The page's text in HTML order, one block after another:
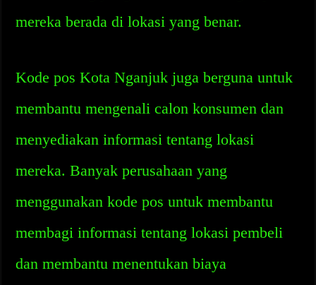
mereka berada di lokasi yang benar.
Kode pos Kota Nganjuk juga berguna untuk
membantu mengenali calon konsumen dan
menyediakan informasi tentang lokasi
mereka. Banyak perusahaan yang
menggunakan kode pos untuk membantu
membagi informasi tentang lokasi pembeli
dan membantu menentukan biaya